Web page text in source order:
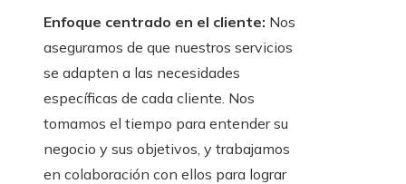
Enfoque centrado en el cliente: Nos
aseguramos de que nuestros servicios
se adapten a las necesidades
específicas de cada cliente. Nos
tomamos el tiempo para entender su
negocio y sus objetivos, y trabajamos
en colaboración con ellos para lograr